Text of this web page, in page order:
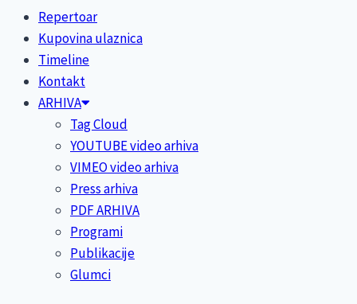
Repertoar
Kupovina ulaznica
Timeline
Kontakt
ARHIVA
Tag Cloud
YOUTUBE video arhiva
VIMEO video arhiva
Press arhiva
PDF ARHIVA
Programi
Publikacije
Glumci